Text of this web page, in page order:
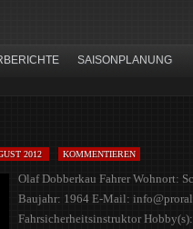
SAISONPLANUNG
2012 KOMMENTIEREN
Olaf Dobberkau Fahrer Wohnort:
Baujahr: 1964 E-Mail:
Fahrsicherheitsinstruktor